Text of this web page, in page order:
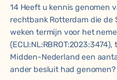
14 Heeft u kennis genomen
rechtbank Rotterdam die de
weken termijn voor het
Midden-Nederland een
ander besluit had genomen?